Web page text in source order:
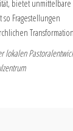
bietet
Fragestellungen
lokalen